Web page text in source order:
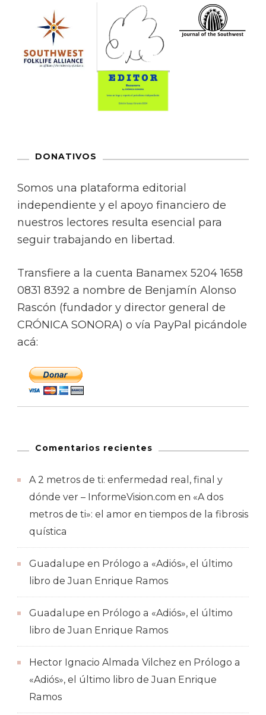
DONATIVOS
Somos una plataforma editorial
independiente y el apoyo financiero de
nuestros lectores resulta esencial para
seguir trabajando en libertad.
Transfiere a la cuenta Banamex 5204 1658
0831 8392 a nombre de Benjamín Alonso
Rascón (fundador y director general de
CRÓNICA SONORA) o vía PayPal picándole
acá:
Comentarios recientes
A 2 metros de ti: enfermedad real, final y
dónde ver – InformeVision.com en «A dos
metros de ti»: el amor en tiempos de la fibrosis
quística
Guadalupe en Prólogo a «Adiós», el último
libro de Juan Enrique Ramos
Guadalupe en Prólogo a «Adiós», el último
libro de Juan Enrique Ramos
Hector Ignacio Almada Vilchez en Prólogo a
«Adiós», el último libro de Juan Enrique
Ramos